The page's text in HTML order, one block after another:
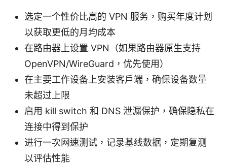
选定一个性价比高的 VPN 服务，购买年度计划
以获取更低的月均成本
在路由器上设置 VPN（如果路由器原生支持
OpenVPN/WireGuard，优先使用）
在主要工作设备上安装客户端，确保设备数量
未超过上限
启用 kill switch 和 DNS 泄漏保护，确保隐私在
连接中得到保护
进行一次网速测试，记录基线数据，定期复测
以评估性能